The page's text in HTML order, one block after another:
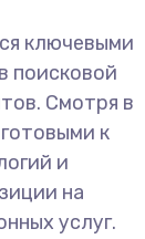
ключевыми
поисковой
Смотря в
к
и
на
услуг.